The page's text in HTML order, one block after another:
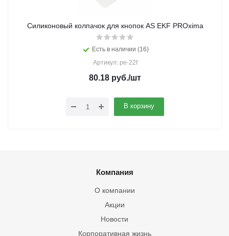
Силиконовый колпачок для кнопок AS EKF PROxima
Есть в наличии (16)
Артикул: pe-22f
80.18 руб./шт
В корзину
Компания
О компании
Акции
Новости
Корпоративная жизнь